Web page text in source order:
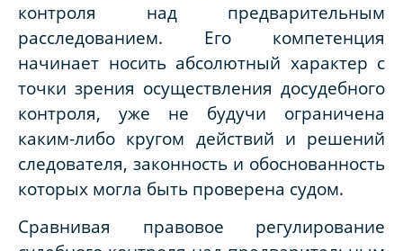
контроля над предварительным
расследованием. Его компетенция
начинает носить абсолютный характер с
точки зрения осуществления досудебного
контроля, уже не будучи ограничена
каким-либо кругом действий и решений
следователя, законность и обоснованность
которых могла быть проверена судом.
Сравнивая правовое регулирование